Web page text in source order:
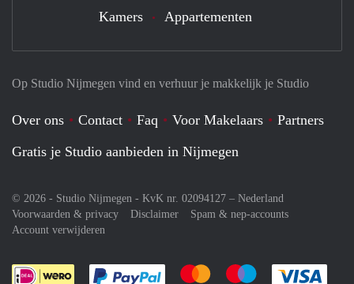
Op Studio Nijmegen vind en verhuur je makkelijk je Studio
Over ons Contact Faq Voor Makelaars
Partners
Gratis je Studio aanbieden in Nijmegen
© 2026 - Studio Nijmegen - KvK nr. 02094127 – Nederland
Voorwaarden & privacy
Disclaimer
Spam & nep-accounts
Account verwijderen
Je rekent gemakkelijk af met Paypal
Je rekent gemakkelijk af met
Je rekent
Kamers Appartementen